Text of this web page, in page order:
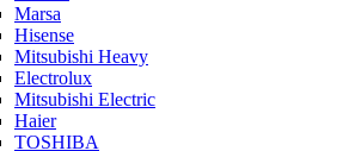
Marsa
Hisense
Mitsubishi Heavy
Electrolux
Mitsubishi Electric
Haier
TOSHIBA